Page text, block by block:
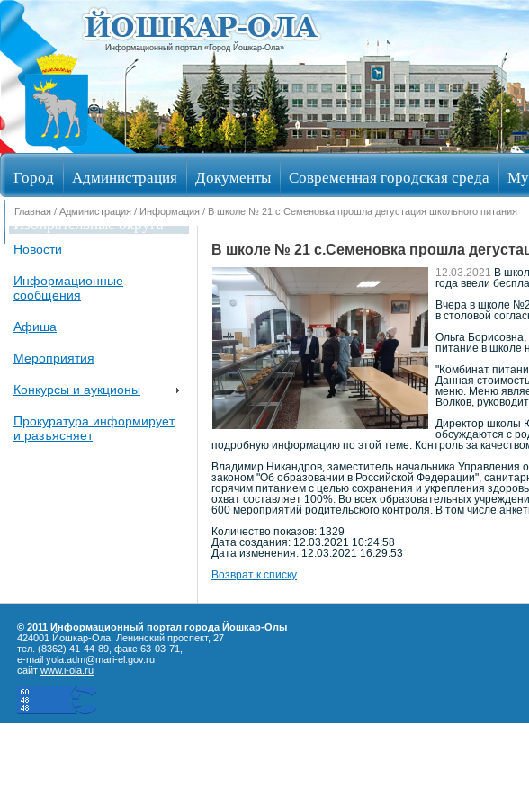
Информационный портал «Город Йошкар-Ола»
Город Администрация Документы Современная городская среда
Избирательные округа
Главная / Администрация / Информация / В школе № 21 с.Семеновка прошла дегустация школьного питания
Новости
Информационные
сообщения
Афиша
Мероприятия
Конкурсы и аукционы
Прокуратура информирует
и разъясняет
В школе № 21 с.Семеновка прошла
12.03.2021
В
года ввели
Вчера в школе
в столовой
Ольга
питание в школе
"Комбинат
Данная
меню. Меню
Волков,
Директор школы
обсуждаются с
подробную информацию по этой теме. Контроль за
Владимир Никандров, заместитель начальника
законом "Об образовании в Российской Федерации",
горячим питанием с целью сохранения и укрепления
охват составляет 100%. Во всех образовательных
600 мероприятий родительского контроля. В том числе
Количество показов: 1329
Дата создания: 12.03.2021 10:24:58
Дата изменения: 12.03.2021 16:29:53
Возврат к списку
© 2011 Информационный портал города Йошкар-Олы
424001 Йошкар-Ола, Ленинский проспект, 27
тел. (8362) 41-44-89, факс 63-03-71,
e-mail yola.adm@mari-el.gov.ru
сайт www.i-ola.ru